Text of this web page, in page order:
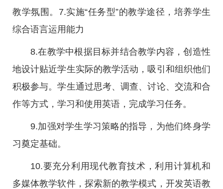
教学氛围。7.实施“任务型”的教学途径，培养学生
综合语言运用能力
8.在教学中根据目标并结合教学内容，创造性
地设计贴近学生实际的教学活动，吸引和组织他们
积极参与。学生通过思考、调查、讨论、交流和合
作等方式，学习和使用英语，完成学习任务。
9.加强对学生学习策略的指导，为他们终身学
习奠定基础。
10.要充分利用现代教育技术，利用计算机和
多媒体教学软件，探索新的教学模式，开发英语教